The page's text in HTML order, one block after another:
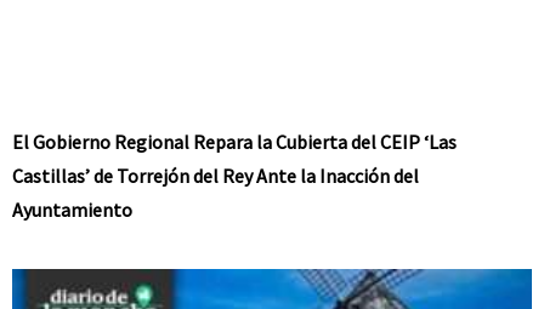
El Gobierno Regional Repara la Cubierta del CEIP ‘Las
Castillas’ de Torrejón del Rey Ante la Inacción del
Ayuntamiento